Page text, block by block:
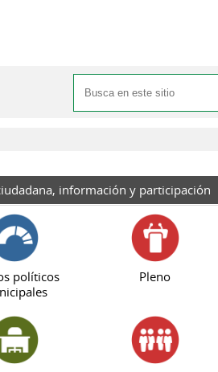
Formulario de
Buscar
información y participación
políticos
Pleno